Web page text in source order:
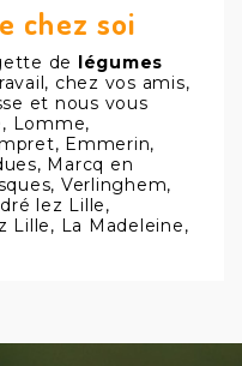
chez soi
de légumes
chez vos amis,
et nous vous
Lomme,
Emmerin,
Marcq en
Verlinghem,
lez Lille,
Lille, La Madeleine,